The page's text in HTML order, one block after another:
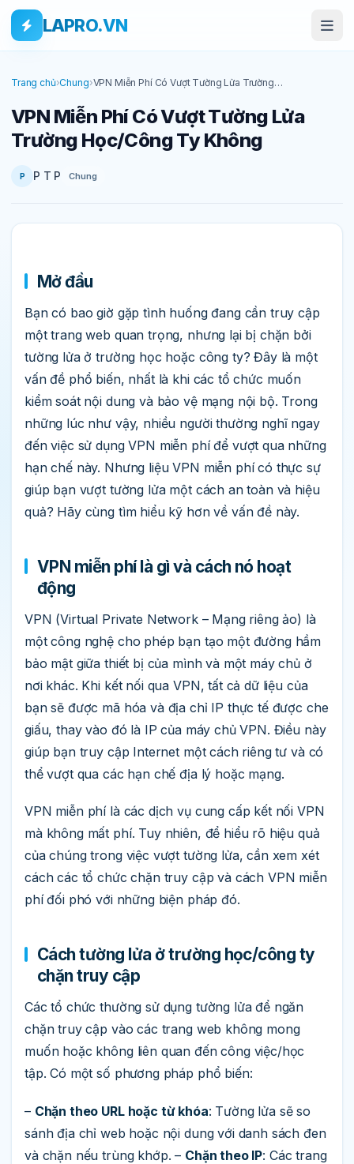
Skip to main content
Bỏ qua tới nội dung
LAPRO.VN
Trang chủ›Chung›VPN Miễn Phí Có Vượt Tường Lửa Trường
VPN Miễn Phí Có Vượt Tường Lửa
Trường Học/Công Ty Không
P P T P Chung
Mở đầu
Bạn có bao giờ gặp tình huống đang cần truy cập
một trang web quan trọng, nhưng lại bị chặn bởi
tường lửa ở trường học hoặc công ty? Đây là một
vấn đề phổ biến, nhất là khi các tổ chức muốn
kiểm soát nội dung và bảo vệ mạng nội bộ. Trong
những lúc như vậy, nhiều người thường nghĩ ngay
đến việc sử dụng VPN miễn phí để vượt qua những
hạn chế này. Nhưng liệu VPN miễn phí có thực sự
giúp bạn vượt tường lửa một cách an toàn và hiệu
quả? Hãy cùng tìm hiểu kỹ hơn về vấn đề này.
VPN miễn phí là gì và cách nó hoạt
động
VPN (Virtual Private Network – Mạng riêng ảo) là
một công nghệ cho phép bạn tạo một đường hầm
bảo mật giữa thiết bị của mình và một máy chủ ở
nơi khác. Khi kết nối qua VPN, tất cả dữ liệu của
bạn sẽ được mã hóa và địa chỉ IP thực tế được che
giấu, thay vào đó là IP của máy chủ VPN. Điều này
giúp bạn truy cập Internet một cách riêng tư và có
thể vượt qua các hạn chế địa lý hoặc mạng.
VPN miễn phí là các dịch vụ cung cấp kết nối VPN
mà không mất phí. Tuy nhiên, để hiểu rõ hiệu quả
của chúng trong việc vượt tường lửa, cần xem xét
cách các tổ chức chặn truy cập và cách VPN miễn
phí đối phó với những biện pháp đó.
Cách tường lửa ở trường học/công ty
chặn truy cập
Các tổ chức thường sử dụng tường lửa để ngăn
chặn truy cập vào các trang web không mong
muốn hoặc không liên quan đến công việc/học
tập. Có một số phương pháp phổ biến:
– Chặn theo URL hoặc từ khóa: Tường lửa sẽ so
sánh địa chỉ web hoặc nội dung với danh sách đen
và chặn nếu trùng khớp. – Chặn theo IP: Các trang